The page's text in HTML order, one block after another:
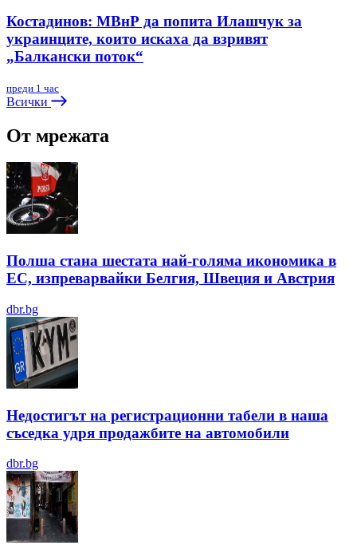
Костадинов: МВнР да попита Илашчук за
украинците, които искаха да взривят
„Балкански поток“
преди 1 час
Всички
От мрежата
Полша стана шестата най-голяма икономика в
ЕС, изпреварвайки Белгия, Швеция и Австрия
dbr.bg
Недостигът на регистрационни табели в наша
съседка удря продажбите на автомобили
dbr.bg